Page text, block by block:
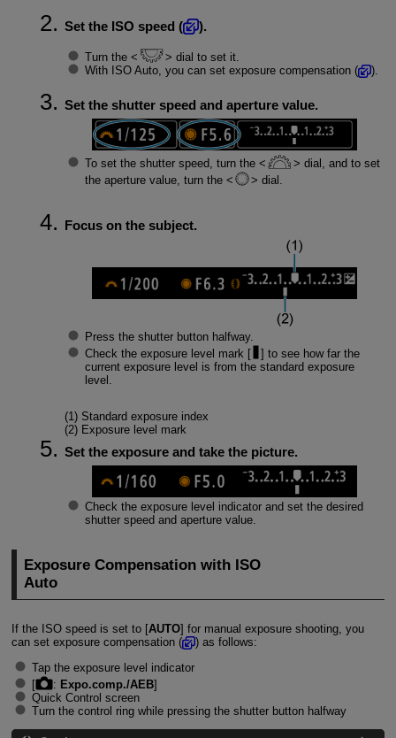
Set the ISO speed ( ).
Turn the
dial to set it.
With ISO Auto, you can set exposure compensation (
).
Set the shutter speed and aperture value.
To set the shutter speed, turn the
dial, and to set
the aperture value, turn the
dial.
Focus on the subject.
Press the shutter button halfway.
Check the exposure level mark [
] to see how far the
current exposure level is from the standard exposure
level.
(1) Standard exposure index
(2) Exposure level mark
Set the exposure and take the picture.
Check the exposure level indicator and set the desired
shutter speed and aperture value.
Exposure Compensation with ISO
Auto
If the ISO speed is set to [AUTO] for manual exposure shooting, you
can set exposure compensation (
) as follows:
Tap the exposure level indicator
[
: Expo.comp./AEB]
Quick Control screen
Turn the control ring while pressing the shutter button halfway